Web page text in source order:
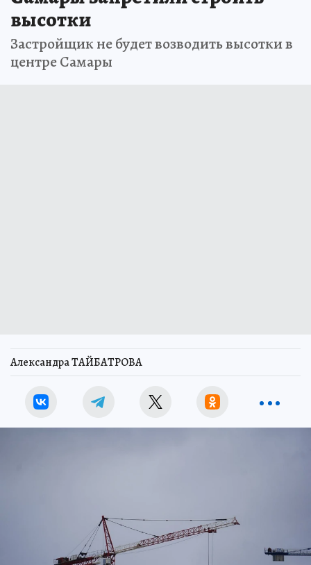
высотки
Застройщик не будет возводить высотки в
центре Самары
Александра ТАЙБАТРОВА